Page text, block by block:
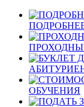
ОБУЧЕНИЯ